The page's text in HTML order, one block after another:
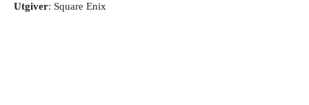
Utgiver: Square Enix